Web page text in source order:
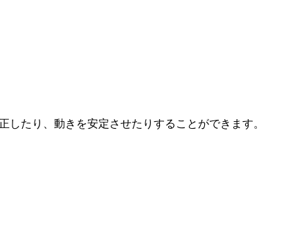
したり、動きを安定させたりすることができます。